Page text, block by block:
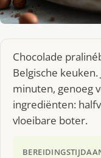
Chocolade
Belgische
minuten, genoeg
ingrediënten:
vloeibare boter.
BEREIDINGSTIJD